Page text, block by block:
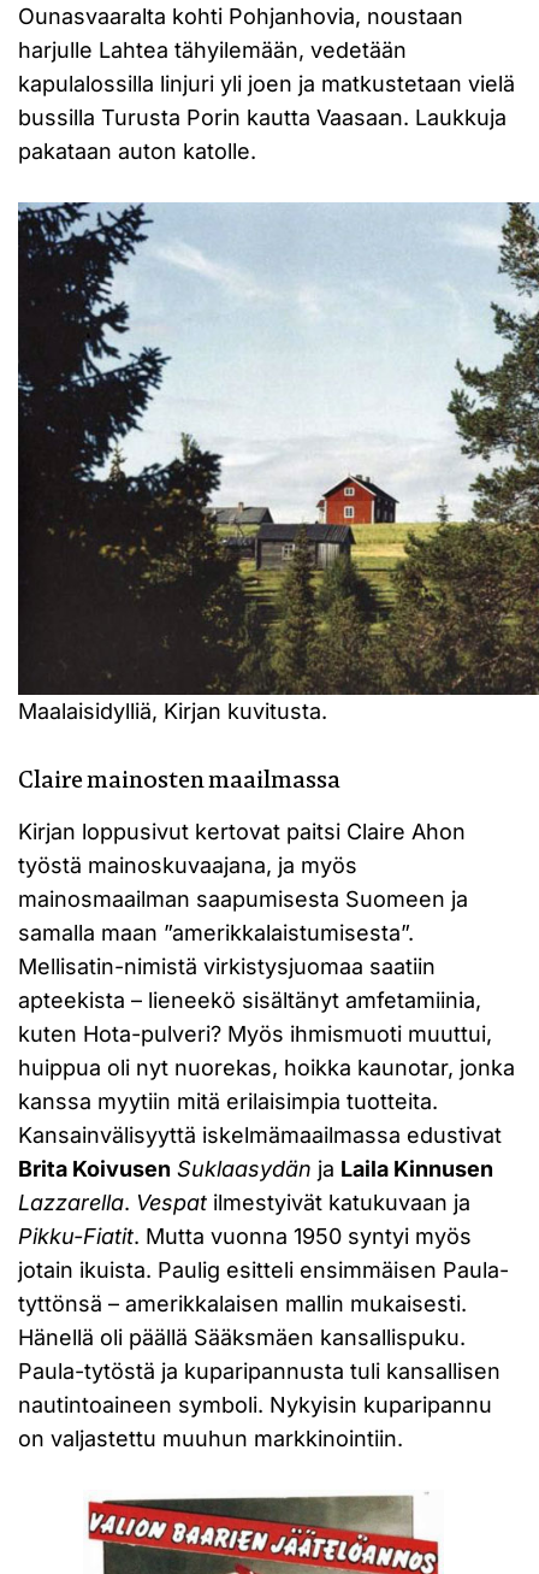
Ounasvaaralta kohti Pohjanhovia, noustaan
harjulle Lahtea tähyilemään, vedetään
kapulalossilla linjuri yli joen ja matkustetaan vielä
bussilla Turusta Porin kautta Vaasaan. Laukkuja
pakataan auton katolle.
Maalaisidylliä, Kirjan kuvitusta.
Claire mainosten maailmassa
Kirjan loppusivut kertovat paitsi Claire Ahon
työstä mainoskuvaajana, ja myös
mainosmaailman saapumisesta Suomeen ja
samalla maan ”amerikkalaistumisesta”.
Mellisatin-nimistä virkistysjuomaa saatiin
apteekista – lieneekö sisältänyt amfetamiinia,
kuten Hota-pulveri? Myös ihmismuoti muuttui,
huippua oli nyt nuorekas, hoikka kaunotar, jonka
kanssa myytiin mitä erilaisimpia tuotteita.
Kansainvälisyyttä iskelmämaailmassa edustivat
Brita Koivusen Suklaasydän ja Laila Kinnusen
Lazzarella. Vespat ilmestyivät katukuvaan ja
Pikku-Fiatit. Mutta vuonna 1950 syntyi myös
jotain ikuista. Paulig esitteli ensimmäisen Paula-
tyttönsä – amerikkalaisen mallin mukaisesti.
Hänellä oli päällä Sääksmäen kansallispuku.
Paula-tytöstä ja kuparipannusta tuli kansallisen
nautintoaineen symboli. Nykyisin kuparipannu
on valjastettu muuhun markkinointiin.